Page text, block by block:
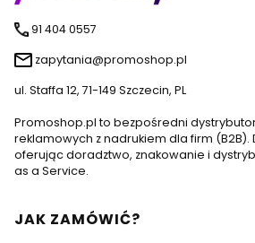
91 404 0557
zapytania@promoshop.pl
ul. Staffa 12, 71-149 Szczecin, PL
Promoshop.pl to bezpośredni
reklamowych z nadrukiem dla firm (B2B).
oferując doradztwo, znakowanie i
as a Service.
Linki w stopce
JAK ZAMÓWIĆ?